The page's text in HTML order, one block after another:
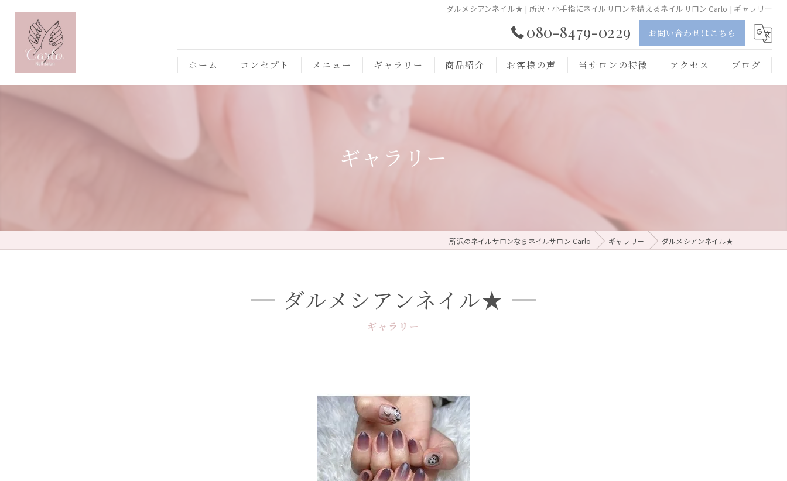
ダルメシアンネイル★ | 所沢・小手指にネイルサロンを構えるネイルサロン Carlo | ギャラリー
080-8479-0229 お問い合わせはこちら
ホーム コンセプト メニュー ギャラリー 商品紹介 お客様の声 当サロンの特徴
持ち込み
アクセス ブログ
ギャラリー
所沢のネイルサロンならネイルサロン Carlo ギャラリー ダルメシアンネイル★
ギャラリー
ダルメシアンネイル★